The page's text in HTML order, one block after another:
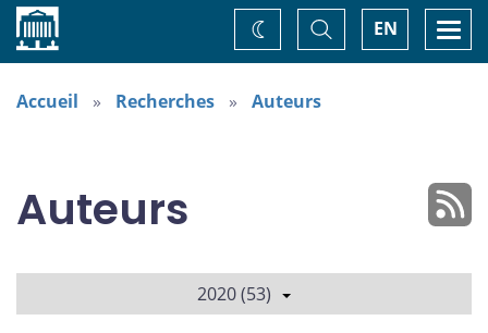
Accueil EN
Basculer
la
recherche
Changez
de
thème
Accueil Recherches Auteurs
Auteurs
2020 (53)